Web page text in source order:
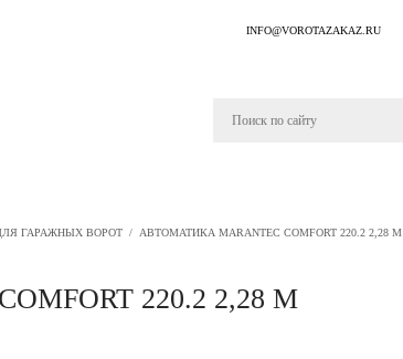
INFO@VOROTAZAKAZ.RU
ГАРАЖНЫХ ВОРОТ / АВТОМАТИКА MARANTEC СOMFORT 220.2 2,28 М
220.2 2,28 М